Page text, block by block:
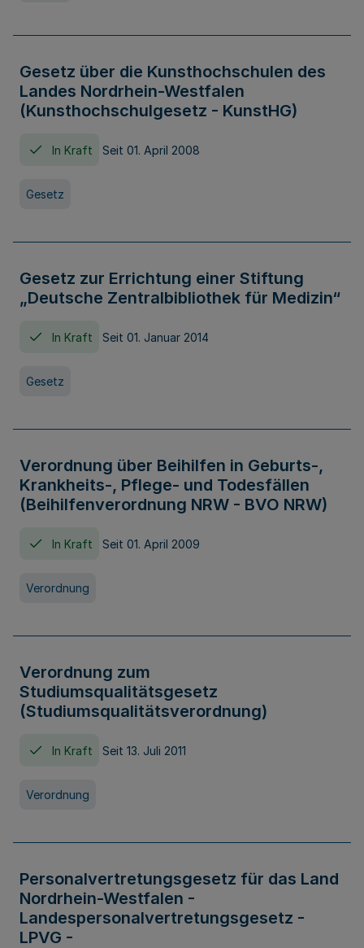
Gesetz über die Kunsthochschulen des
Landes Nordrhein-Westfalen
(Kunsthochschulgesetz - KunstHG)
In Kraft Seit 01. April 2008
Gesetz
Gesetz zur Errichtung einer Stiftung
„Deutsche Zentralbibliothek für Medizin“
In Kraft Seit 01. Januar 2014
Gesetz
Verordnung über Beihilfen in Geburts-,
Krankheits-, Pflege- und Todesfällen
(Beihilfenverordnung NRW - BVO NRW)
In Kraft Seit 01. April 2009
Verordnung
Verordnung zum
Studiumsqualitätsgesetz
(Studiumsqualitätsverordnung)
In Kraft Seit 13. Juli 2011
Verordnung
Personalvertretungsgesetz für das Land
Nordrhein-Westfalen -
Landespersonalvertretungsgesetz -
LPVG -